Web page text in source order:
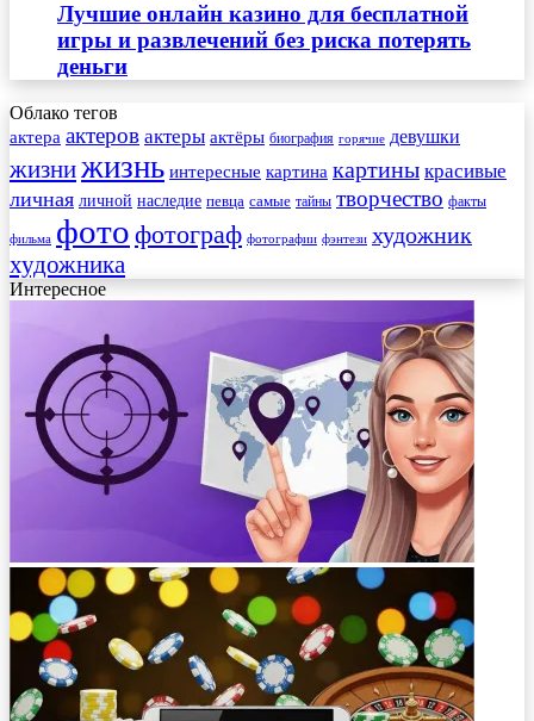
Лучшие онлайн казино для бесплатной
игры и развлечений без риска потерять
деньги
Облако тегов
актера актеров актеры актёры биография горячие девушки
жизнижизнь интересные картина картины красивые
личная личной наследие певца самые тайны творчество факты
фильма фото фотограф фотографии фэнтези художник
художника
Интересное